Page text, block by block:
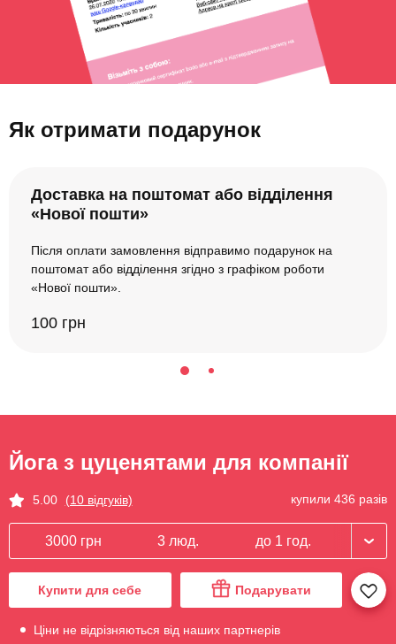
Як отримати подарунок
Доставка на поштомат або відділення
«Нової пошти»
Після оплати замовлення відправимо подарунок на
поштомат або відділення згідно з графіком роботи
«Нової пошти».
100 грн
Йога з цуценятами для компанії
5.00 (10 відгуків) купили 436 разів
3000 грн 3 люд. до 1 год.
Купити для себе Подарувати
Ціни не відрізняються від наших партнерів